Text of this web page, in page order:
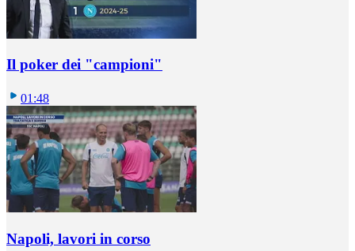
Il poker dei "campioni"
01:48
Napoli, lavori in corso